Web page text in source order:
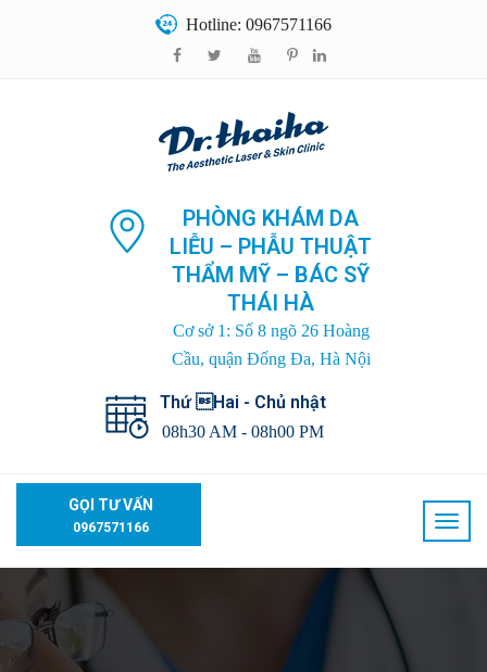
Hotline: 0967571166
PHÒNG KHÁM DA
LIỄU – PHẪU THUẬT
THẨM MỸ – BÁC SỸ
THÁI HÀ
Cơ sở 1: Số 8 ngõ 26 Hoàng
Cầu, quận Đống Đa, Hà Nội
Thứ Hai - Chủ nhật
08h30 AM - 08h00 PM
GỌI TƯ VẤN
0967571166